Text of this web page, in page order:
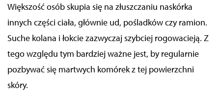
Większość osób skupia się na złuszczaniu naskórka
innych części ciała, głównie ud, pośladków czy ramion.
Suche kolana i łokcie zazwyczaj szybciej rogowacieją. Z
tego względu tym bardziej ważne jest, by regularnie
pozbywać się martwych komórek z tej powierzchni
skóry.